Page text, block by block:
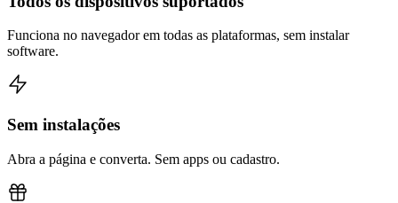
Funciona no navegador em todas as plataformas, sem instalar
software.
Sem instalações
Abra a página e converta. Sem apps ou cadastro.